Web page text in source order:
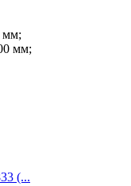
мм;
мм;
(...